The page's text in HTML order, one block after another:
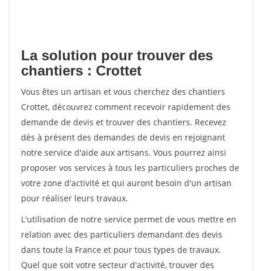
La solution pour trouver des
chantiers : Crottet
Vous êtes un artisan et vous cherchez des chantiers
Crottet, découvrez comment recevoir rapidement des
demande de devis et trouver des chantiers. Recevez
dès à présent des demandes de devis en rejoignant
notre service d'aide aux artisans. Vous pourrez ainsi
proposer vos services à tous les particuliers proches de
votre zone d'activité et qui auront besoin d'un artisan
pour réaliser leurs travaux.
L'utilisation de notre service permet de vous mettre en
relation avec des particuliers demandant des devis
dans toute la France et pour tous types de travaux.
Quel que soit votre secteur d'activité, trouver des